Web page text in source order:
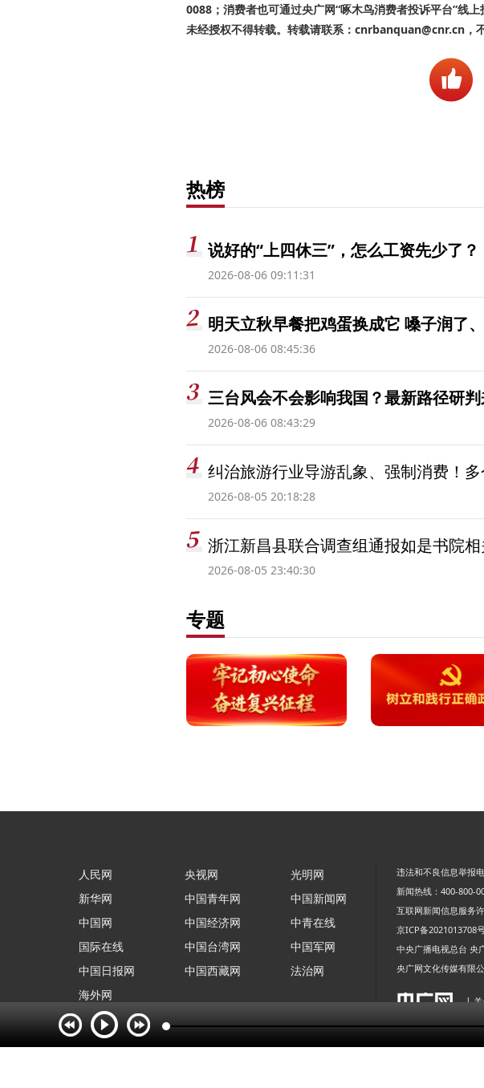
0088；消费者也可通过央广网“啄木鸟消费者投诉平台”线
未经授权不得转载。转载请联系：cnrbanquan@cnr.cn，
热榜
说好的“上四休三”，怎么工资先少了？
2026-08-06 09:11:31
明天立秋早餐把鸡蛋换成它 嗓子润了
2026-08-06 08:45:36
三台风会不会影响我国？最新路径研判
2026-08-06 08:43:29
纠治旅游行业导游乱象、强制消费！
2026-08-05 20:18:28
浙江新昌县联合调查组通报如是书院
2026-08-05 23:40:30
专题
人民网
新华网
中国网
国际在线
中国日报网
海外网
央视网
中国青年网
中国经济网
中国台湾网
中国西藏网
光明网
中国新闻网
中青在线
中国军网
法治网
违法和不良信息举报
新闻热线：400-800-
互联网新闻信息服务
京ICP备2021013708
中央广播电视总台 央
央广网文化传媒有限
| 关